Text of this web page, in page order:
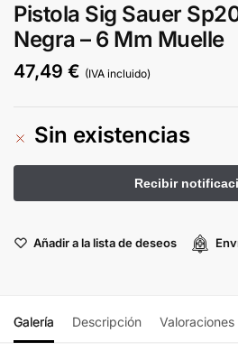
Pistola Sig Sauer
Negra – 6 Mm Muelle
47,49 € (IVA incluido)
Sin existencias
Añadir a la lista de deseos
Galería Descripción Valoraciones